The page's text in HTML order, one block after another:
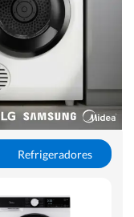
Refrigeradores
Otros